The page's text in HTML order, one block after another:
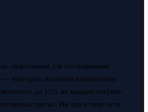
приложения для отслеживания
— ещё одно полезное изобретение.
до 15% на каждой покупке,
тратах. Но здесь тоже есть